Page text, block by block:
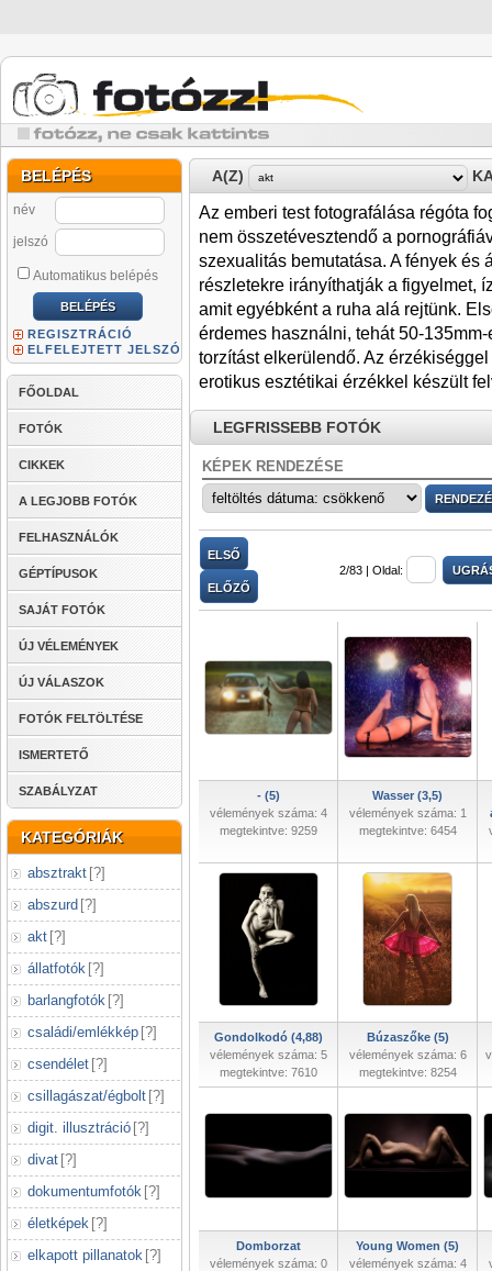
BELÉPÉS
név
jelszó
Automatikus belépés
REGISZTRÁCIÓ
ELFELEJTETT JELSZÓ
FŐOLDAL
FOTÓK
CIKKEK
A LEGJOBB FOTÓK
FELHASZNÁLÓK
GÉPTÍPUSOK
SAJÁT FOTÓK
ÚJ VÉLEMÉNYEK
ÚJ VÁLASZOK
FOTÓK FELTÖLTÉSE
ISMERTETŐ
SZABÁLYZAT
KATEGÓRIÁK
absztrakt [?]
abszurd [?]
akt [?]
állatfotók [?]
barlangfotók [?]
családi/emlékkép [?]
csendélet [?]
csillagászat/égbolt [?]
digit. illusztráció [?]
divat [?]
dokumentumfotók [?]
életképek [?]
elkapott pillanatok [?]
A(Z)
Az emberi test fotografálása régóta
nem összetévesztendő a
szexualitás bemutatása. A fények és
részletekre irányíthatják a figyelmet,
amit egyébként a ruha alá rejtünk.
érdemes használni, tehát 50-
torzítást elkerülendő. Az
erotikus esztétikai érzékkel készült
LEGFRISSEBB FOTÓK
KÉPEK RENDEZÉSE
ELSŐ
ELŐZŐ
2/83 | Oldal:
- (5)
vélemények száma: 4
megtekintve: 9259
Wasser (3,5)
vélemények száma: 1
megtekintve: 6454
Gondolkodó (4,88)
vélemények száma: 5
megtekintve: 7610
Búzaszőke (5)
vélemények száma: 6
megtekintve: 8254
Domborzat
vélemények száma: 0
Young Women (5)
vélemények száma: 4